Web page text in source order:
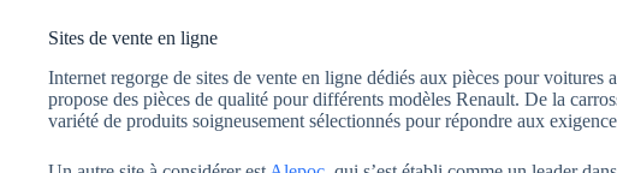
Sites de vente en ligne
Internet regorge de sites de vente en ligne dédiés aux pièces pour voitures
propose des pièces de qualité pour différents modèles Renault. De la
variété de produits soigneusement sélectionnés pour répondre aux